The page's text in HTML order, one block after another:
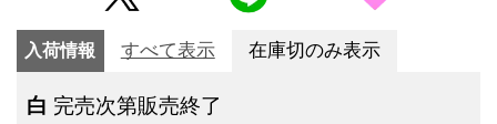
入荷情報 すべて表示 在庫切のみ表示
白 完売次第販売終了